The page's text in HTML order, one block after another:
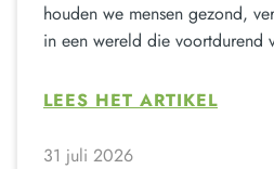
houden we mensen gezond,
in een wereld die voortdurend
LEES HET ARTIKEL
31 juli 2026